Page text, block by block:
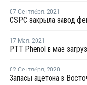
07 Сентября, 2021
17 Мая, 2021
02 Сентября, 2020